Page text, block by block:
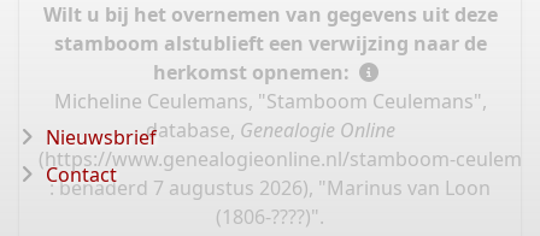
Wilt u bij het overnemen van gegevens uit deze
stamboom alstublieft een verwijzing naar de
herkomst opnemen:
Micheline Ceulemans, "Stamboom Ceulemans",
database, Genealogie Online
(https://www.genealogieonline.nl/stamboom-
: benaderd 7 augustus 2026), "Marinus van Loon
(1806-????)".
Nieuwsbrief
Contact